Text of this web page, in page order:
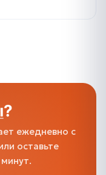
?
ежедневно с
оставьте